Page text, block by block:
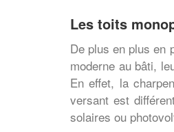
Les toits
De plus en plus en
moderne au bâti,
En effet, la
versant est
solaires ou